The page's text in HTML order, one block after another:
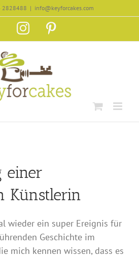
2828488 | info@keyforcakes.com
FacebookInstagram
einer
Künstlerin
wieder ein super Ereignis für
Geschichte im
mich kennen wissen, dass es